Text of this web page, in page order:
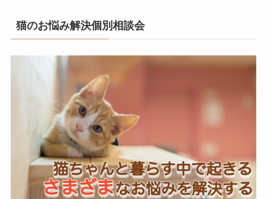
猫のお悩み解決個別相談会